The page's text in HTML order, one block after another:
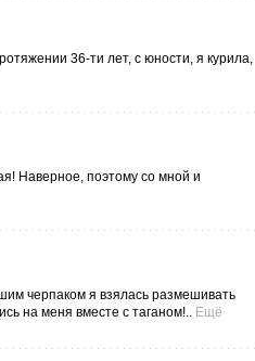
36-ти лет, с юности, я курила,
Наверное, поэтому со мной и
черпаком я взялась размешивать
на меня вместе с таганом!.. Ещё